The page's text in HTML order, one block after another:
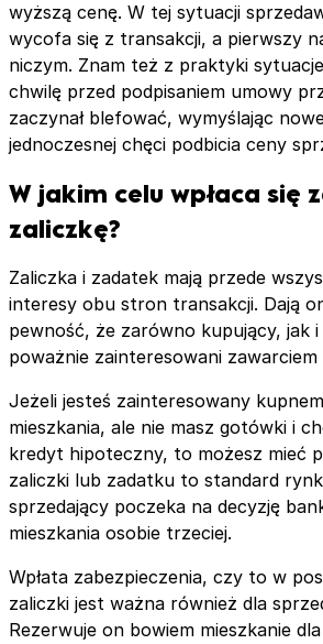
wyższą cenę. W tej sytuacji
wycofa się z transakcji, a pierwszy
niczym. Znam też z praktyki
chwilę przed podpisaniem umowy
zaczynał blefować, wymyślając
jednoczesnej chęci podbicia ceny
W jakim celu wpłaca się
zaliczkę?
Zaliczka i zadatek mają przede
interesy obu stron transakcji. Dają
pewność, że zarówno kupujący, jak
poważnie zainteresowani zawarciem
Jeżeli jesteś zainteresowany
mieszkania, ale nie masz gotówki i
kredyt hipoteczny, to możesz mieć
zaliczki lub zadatku to standard
sprzedający poczeka na decyzję
mieszkania osobie trzeciej.
Wpłata zabezpieczenia, czy to w
zaliczki jest ważna również dla
Rezerwuje on bowiem mieszkanie